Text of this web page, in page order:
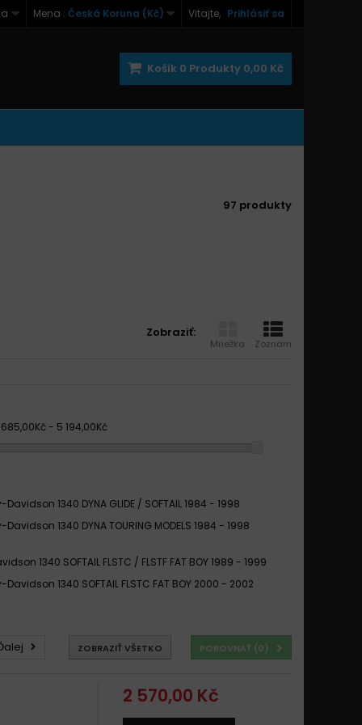
Vitajte, Prihlásiť sa
Mena : Česká Koruna (Kč)
Košík 0 Produkty 0,00 Kč
97 produkty
Zobraziť:
Mriežka Zoznam
685,00Kč - 5 194,00Kč
Davidson 1340 DYNA GLIDE / SOFTAIL 1984 - 1998
Davidson 1340 DYNA TOURING MODELS 1984 - 1998
1340 SOFTAIL FLSTC / FLSTF FAT BOY 1989 - 1999
Davidson 1340 SOFTAIL FLSTC FAT BOY 2000 - 2002
Davidson 1340 SOFTAIL HERITAGE FLSTC 1989 - 1999
Davidson 1340 SOFTAIL HERITAGE FLSTC 2000 - 2002
1340 SOFTAIL HERITAGE FLSTC CLASSIC 1999 -
POROVNAŤ (0)
ZOBRAZIŤ VŠETKO
2 570,00 Kč